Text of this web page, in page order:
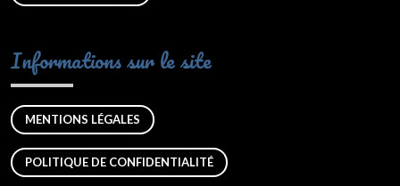
Informations sur le site
MENTIONS LÉGALES
POLITIQUE DE CONFIDENTIALITÉ